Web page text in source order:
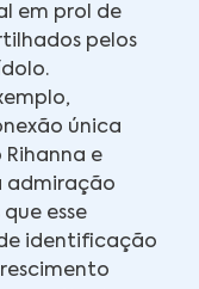
em prol de
pelos
única
e
admiração
esse
identificação